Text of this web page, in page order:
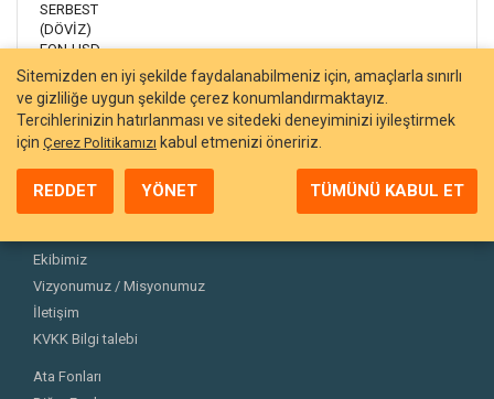
SERBEST
(DÖVİZ)
FON-USD
Ekibimiz
Vizyonumuz / Misyonumuz
İletişim
KVKK Bilgi talebi
Ata Fonları
Sitemizden en iyi şekilde faydalanabilmeniz için, amaçlarla sınırlı
ve gizliliğe uygun şekilde çerez konumlandırmaktayız.
Tercihlerinizin hatırlanması ve sitedeki deneyiminizi iyileştirmek
için Çerez Politikamızı kabul etmenizi öneririz.
REDDET YÖNET TÜMÜNÜ KABUL ET